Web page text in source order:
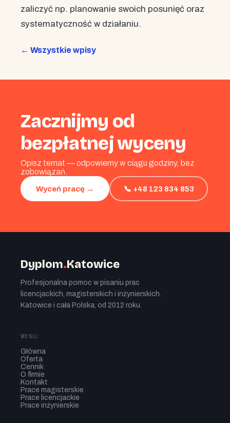
zaliczyć np. planowanie swoich posunięć oraz
systematyczność w działaniu.
← Wszystkie wpisy
Zacznijmy od
bezpłatnej wyceny
Opisz temat — odpowiemy w ciągu godziny, bez
zobowiązań.
Wyceń pracę → 📞 +48 123 834 853
Dyplom.Katowice
Profesjonalna pomoc w pisaniu prac
licencjackich, magisterskich i inżynierskich.
Katowice i cała Polska, od 2012 roku.
MENU
Główna
Oferta
Cennik
O firmie
Kontakt
Prace magisterskie
Prace licencjackie
Prace inżynierskie